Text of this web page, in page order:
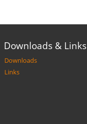
Downloads & Links
Downloads
Links